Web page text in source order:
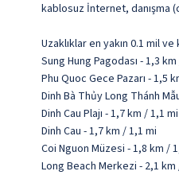
kablosuz İnternet, danışma
Uzaklıklar en yakın 0.1 mil
Sung Hung Pagodası - 1,3
Phu Quoc Gece Pazarı - 1,5
Dinh Bà Thủy Long Thánh
Dinh Cau Plajı - 1,7 km / 1,1 mi
Dinh Cau - 1,7 km / 1,1 mi
Coi Nguon Müzesi - 1,8 km /
Long Beach Merkezi - 2,1 km